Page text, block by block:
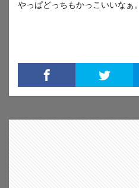
やっぱどっちもかっこいいなぁ。